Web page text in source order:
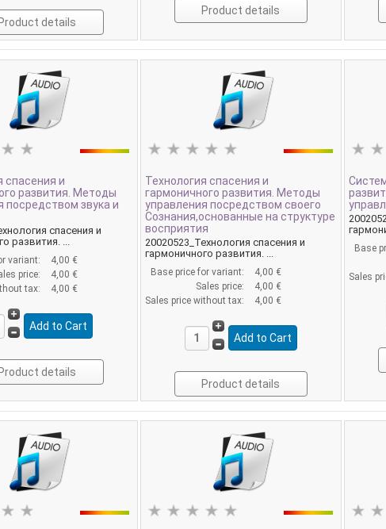
Product details
Product details
спасения и
развития. Методы
посредством звука и
спасения и
развития. ...
variant:
4,00 €
price:
4,00 €
tax:
4,00 €
Product details
Технология спасения и
гармоничного развития. Методы
управления посредством своего
Сознания,основанные на структуре
восприятия
20020523_Технология спасения и
гармоничного развития. ...
Base price for variant:
4,00 €
Sales price:
4,00 €
Sales price without tax:
4,00 €
Product details
Base
Sales